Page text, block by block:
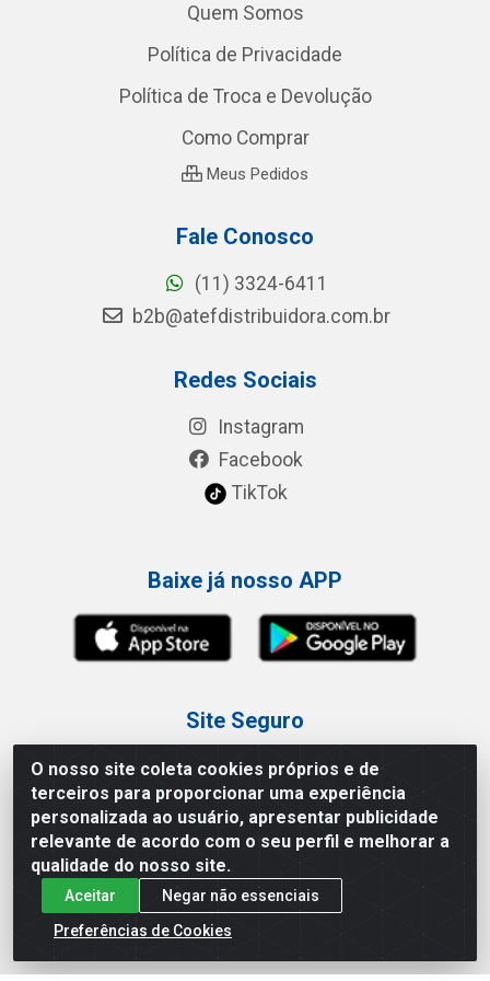
O nosso site coleta cookies próprios e de
terceiros para proporcionar uma experiência
personalizada ao usuário, apresentar publicidade
relevante de acordo com o seu perfil e melhorar a
qualidade do nosso site.
Aceitar
Negar não essenciais
Preferências de Cookies
Quem Somos
Política de Privacidade
Política de Troca e Devolução
Como Comprar
Meus Pedidos
Fale Conosco
(11) 3324-6411
b2b@atefdistribuidora.com.br
Redes Sociais
Instagram
Facebook
TikTok
Baixe já nosso APP
Site Seguro
Loja / Showroom
Tel.: (11) 3227-0546
Av Vautier, 587/597 - Pari - São Paulo/SP